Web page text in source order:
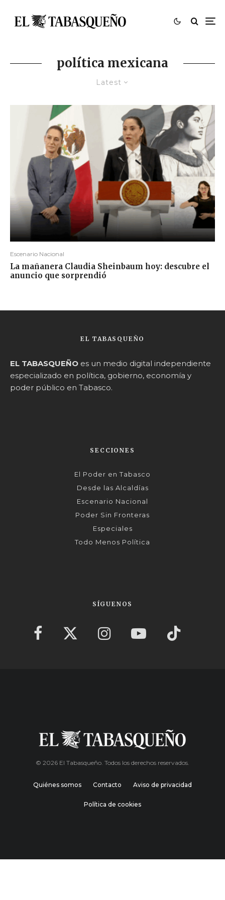
política mexicana
Latest
Escenario Nacional
La mañanera Claudia Sheinbaum hoy: descubre el
anuncio que sorprendió
EL TABASQUEÑO
EL TABASQUEÑO es un medio digital independiente
especializado en política, gobierno, economía y
poder público en Tabasco.
SECCIONES
El Poder en Tabasco
Desde las Alcaldías
Escenario Nacional
Poder Sin Fronteras
Especiales
Todo Menos Política
SÍGUENOS
© 2026 El Tabasqueño. Todos los derechos reservados.
Quiénes somos Contacto Aviso de privacidad
Política de cookies